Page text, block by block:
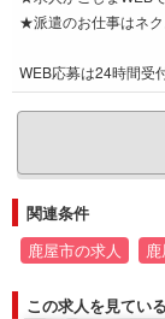
★派遣のお仕事はネ
WEB応募は24時間受
関連条件
鹿屋市の求人
この求人を見てい